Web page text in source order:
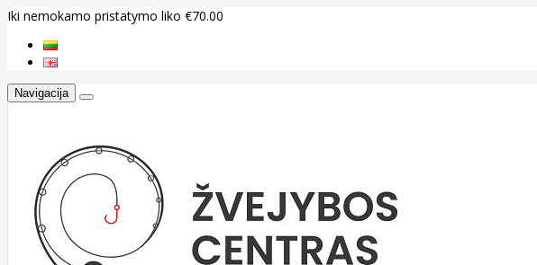
Iki nemokamo pristatymo liko €70.00
Navigacija